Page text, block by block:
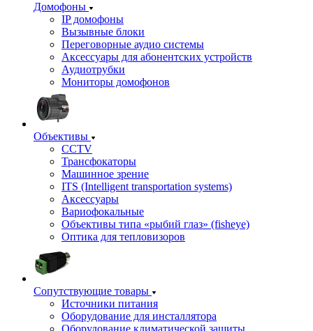
Домофоны
IP домофоны
Вызывные блоки
Переговорные аудио системы
Аксессуары для абонентских устройств
Аудиотрубки
Мониторы домофонов
Объективы
CCTV
Трансфокаторы
Машинное зрение
ITS (Intelligent transportation systems)
Аксессуары
Вариофокальные
Объективы типа «рыбий глаз» (fisheye)
Оптика для тепловизоров
Сопутствующие товары
Источники питания
Оборудование для инсталлятора
Оборудование климатической защиты